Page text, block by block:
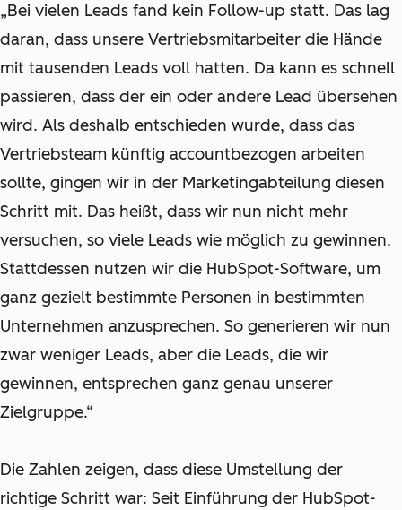
„Bei vielen Leads fand kein Follow-up statt. Das lag
daran, dass unsere Vertriebsmitarbeiter die Hände
mit tausenden Leads voll hatten. Da kann es schnell
passieren, dass der ein oder andere Lead übersehen
wird. Als deshalb entschieden wurde, dass das
Vertriebsteam künftig accountbezogen arbeiten
sollte, gingen wir in der Marketingabteilung diesen
Schritt mit. Das heißt, dass wir nun nicht mehr
versuchen, so viele Leads wie möglich zu gewinnen.
Stattdessen nutzen wir die HubSpot-Software, um
ganz gezielt bestimmte Personen in bestimmten
Unternehmen anzusprechen. So generieren wir nun
zwar weniger Leads, aber die Leads, die wir
gewinnen, entsprechen ganz genau unserer
Zielgruppe.“
Die Zahlen zeigen, dass diese Umstellung der
richtige Schritt war: Seit Einführung der HubSpot-